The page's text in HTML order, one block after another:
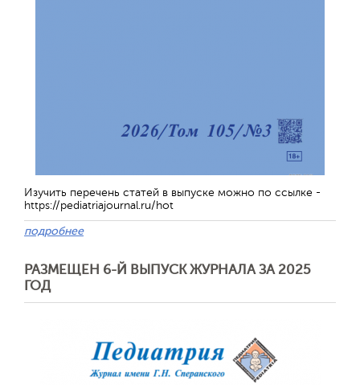
Изучить перечень статей в выпуске можно по ссылке -
https://pediatriajournal.ru/hot
подробнее
РАЗМЕЩЕН 6-Й ВЫПУСК ЖУРНАЛА ЗА 2025
ГОД